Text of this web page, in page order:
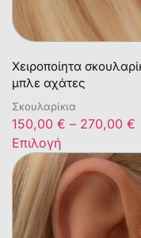
Χειροποίητα
μπλε αχάτες
Σκουλαρίκια
150,00 € – 270,00 €
Επιλογή